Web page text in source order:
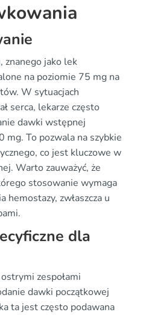
znanego jako lek
na poziomie 75 mg na
W sytuacjach
serca, lekarze często
dawki wstępnej
To pozwala na szybkie
co jest kluczowe w
Warto zauważyć, że
stosowanie wymaga
hemostazy, zwłaszcza u
dla
zespołami
dawki początkowej
ta jest często podawana